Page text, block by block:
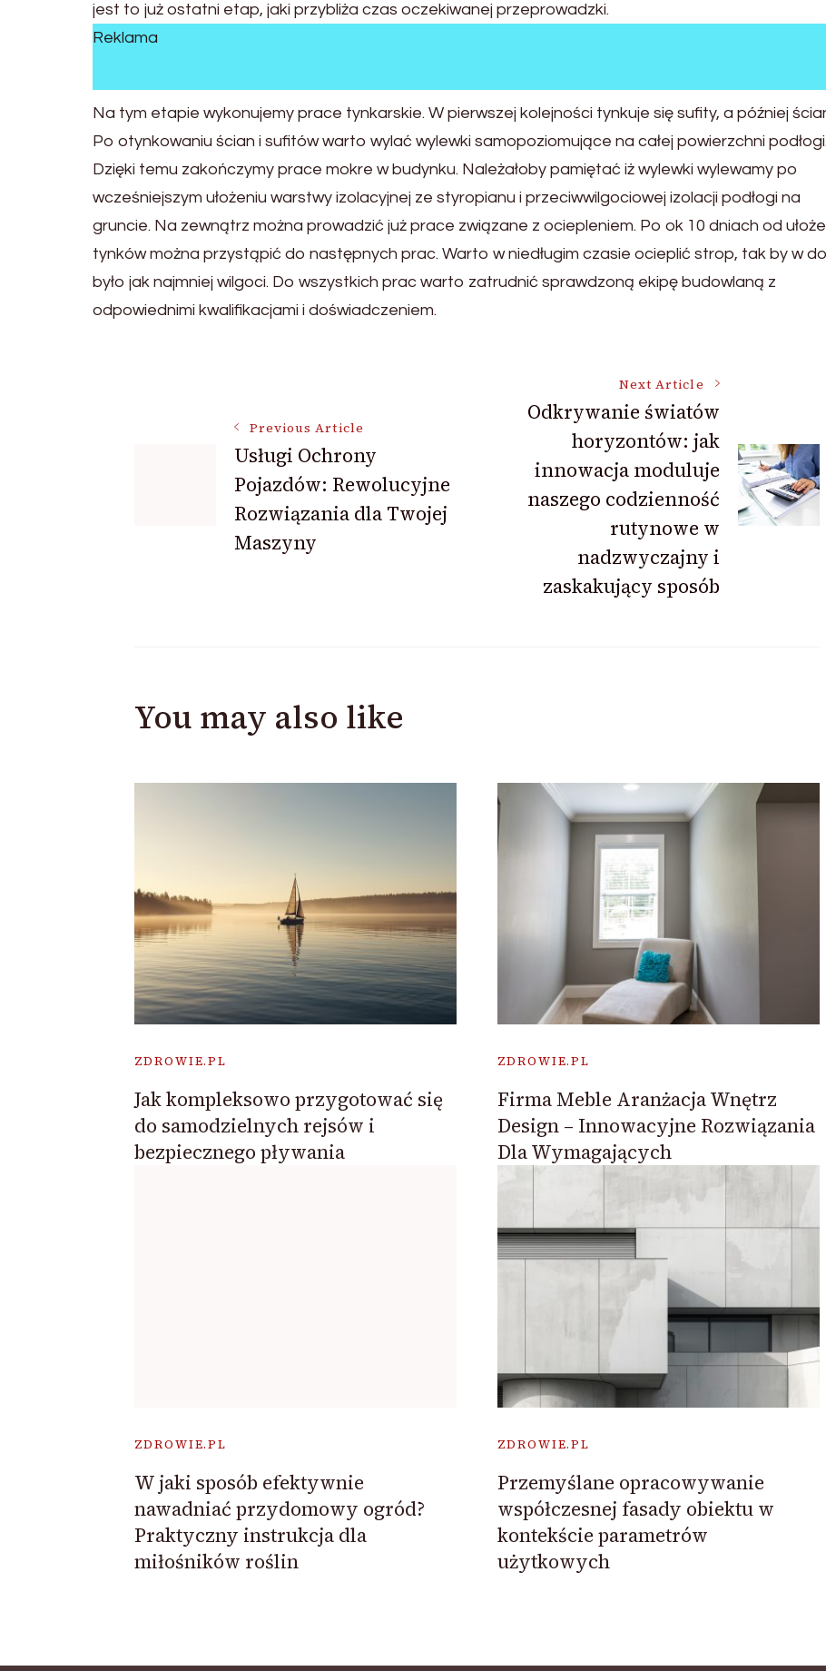
jest to już ostatni etap, jaki przybliża czas oczekiwanej przeprowadzki.
Reklama
Na tym etapie wykonujemy prace tynkarskie. W pierwszej kolejności tynkuje się sufity, a później
Po otynkowaniu ścian i sufitów warto wylać wylewki samopoziomujące na całej powierzchni podłogi.
Dzięki temu zakończymy prace mokre w budynku. Należałoby pamiętać iż wylewki wylewamy po
wcześniejszym ułożeniu warstwy izolacyjnej ze styropianu i przeciwwilgociowej izolacji podłogi na
gruncie. Na zewnątrz można prowadzić już prace związane z ociepleniem. Po ok 10 dniach od
tynków można przystąpić do następnych prac. Warto w niedługim czasie ocieplić strop, tak by w
było jak najmniej wilgoci. Do wszystkich prac warto zatrudnić sprawdzoną ekipę budowlaną z
odpowiednimi kwalifikacjami i doświadczeniem.
Navigation
Previous Article
Usługi Ochrony
Pojazdów: Rewolucyjne
Rozwiązania dla Twojej
Maszyny
Next Article
Odkrywanie światów
horyzontów: jak
innowacja moduluje
naszego codzienność
rutynowe w
nadzwyczajny i
zaskakujący sposób
You may also like
ZDROWIE.PL
Jak kompleksowo przygotować się
do samodzielnych rejsów i
bezpiecznego pływania
ZDROWIE.PL
Firma Meble Aranżacja Wnętrz
Design – Innowacyjne Rozwiązania
Dla Wymagających
ZDROWIE.PL
W jaki sposób efektywnie
nawadniać przydomowy ogród?
Praktyczny instrukcja dla
miłośników roślin
ZDROWIE.PL
Przemyślane opracowywanie
współczesnej fasady obiektu w
kontekście parametrów
użytkowych